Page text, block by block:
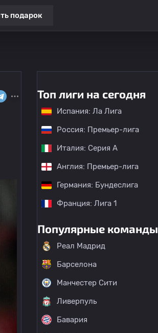
подарок
Топ лиги на сегодня
Испания: Ла Лига
Россия: Премьер-лига
Италия: Серия А
Англия: Премьер-лига
Германия: Бундеслига
Франция: Лига 1
Популярные команды
Реал Мадрид
Барселона
Манчестер Сити
Ливерпуль
Бавария